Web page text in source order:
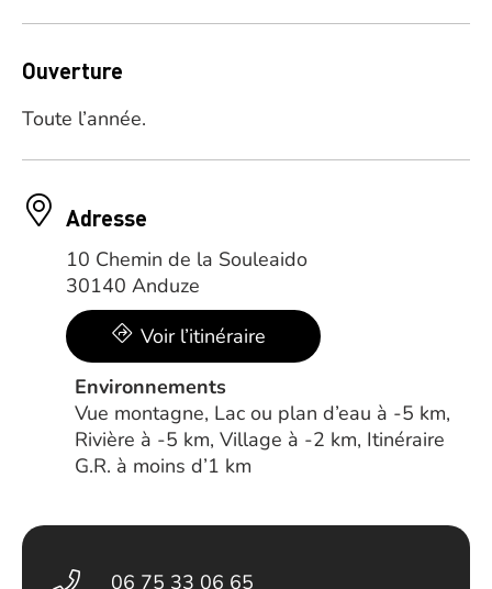
Ouverture
Toute l’année.
Adresse
10 Chemin de la Souleaido
30140 Anduze
Voir l’itinéraire
Environnements
Vue montagne, Lac ou plan d’eau à -5 km,
Rivière à -5 km, Village à -2 km, Itinéraire
G.R. à moins d’1 km
06 75 33 06 65